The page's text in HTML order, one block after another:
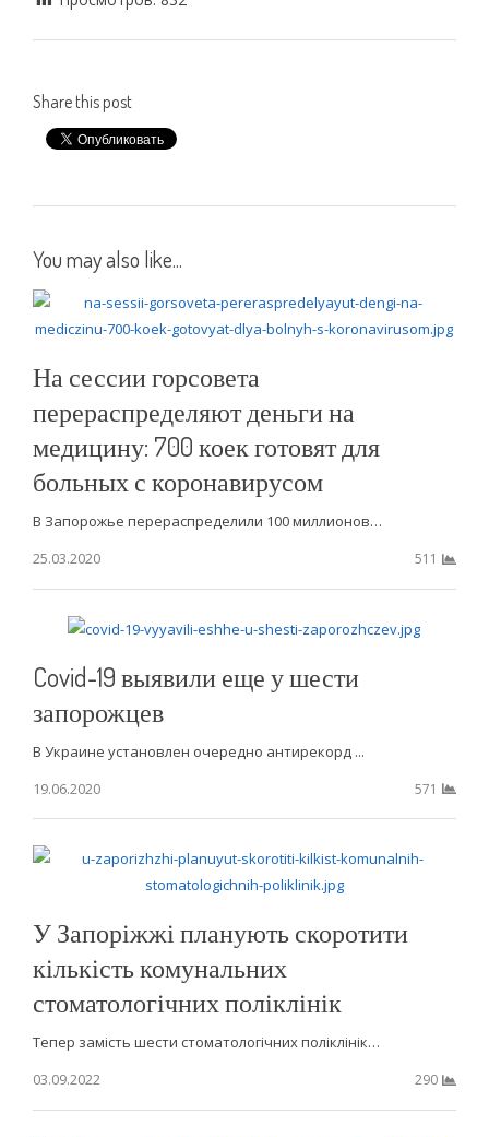
Share this post
You may also like...
На сессии горсовета
перераспределяют деньги на
медицину: 700 коек готовят для
больных с коронавирусом
В Запорожье перераспределили 100 миллионов…
25.03.2020
511
Covid-19 выявили еще у шести
запорожцев
В Украине установлен очередно антирекорд ...
19.06.2020
571
У Запоріжжі планують скоротити
кількість комунальних
стоматологічних поліклінік
Тепер замість шести стоматологічних поліклінік…
03.09.2022
290